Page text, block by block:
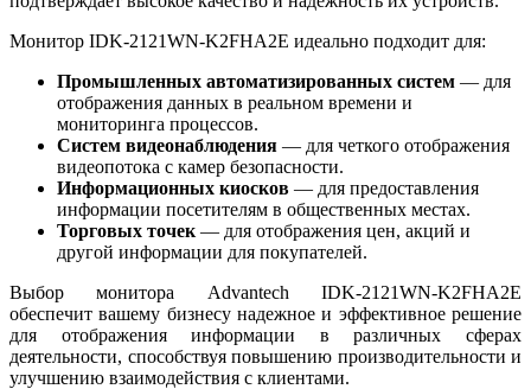
Монитор IDK-2121WN-K2FHA2E идеально подходит для:
Промышленных автоматизированных систем — для
отображения данных в реальном времени и
мониторинга процессов.
Систем видеонаблюдения — для четкого отображения
видеопотока с камер безопасности.
Информационных киосков — для предоставления
информации посетителям в общественных местах.
Торговых точек — для отображения цен, акций и
другой информации для покупателей.
Выбор монитора Advantech IDK-2121WN-K2FHA2E
обеспечит вашему бизнесу надежное и эффективное решение
для отображения информации в различных сферах
деятельности, способствуя повышению производительности и
улучшению взаимодействия с клиентами.